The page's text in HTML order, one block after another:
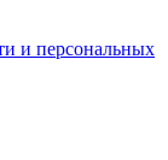
и персональных